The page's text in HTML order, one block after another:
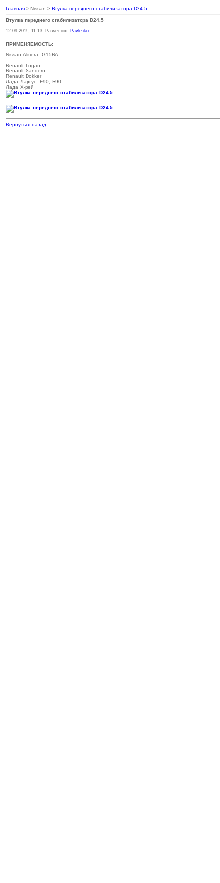
Главная > Nissan > Втулка переднего стабилизатора D24.5
Втулка переднего стабилизатора D24.5
12-09-2019, 11:13. Разместил: Pavlenko
ПРИМЕНЯЕМОСТЬ:
Nissan Almera, G15RA
Renault Logan
Renault Sandero
RenaultDokker
Лада Ларгус, F90, R90
Лада Х-рей
Вернуться назад